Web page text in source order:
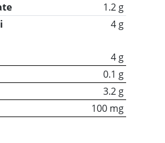
1.2 g
4 g
4 g
0.1 g
3.2 g
100 mg